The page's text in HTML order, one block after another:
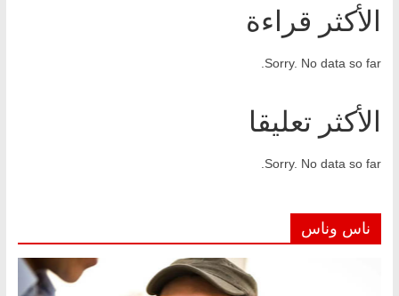
الأكثر قراءة
Sorry. No data so far.
الأكثر تعليقا
Sorry. No data so far.
ناس وناس